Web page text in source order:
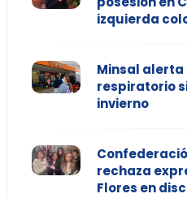
izquierda
Minsal alerta
respiratorio
invierno
rechaza
Flores en